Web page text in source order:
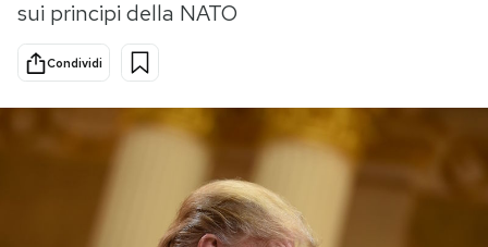
Cultura
Economia
sui principi della NATO
Condividi